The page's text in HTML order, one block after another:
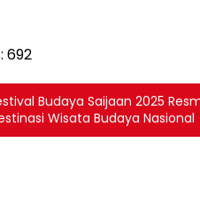
692
Budaya Saijaan 2025
Wisata Budaya Nasional